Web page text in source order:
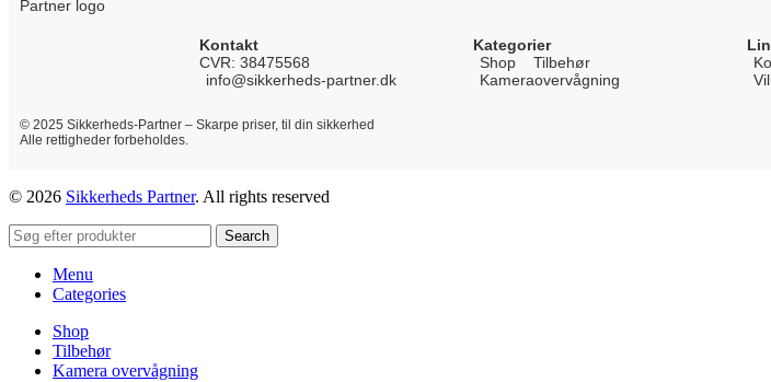
Kontakt
CVR: 38475568
info@sikkerheds-partner.dk
Kategorier
Shop
Tilbehør
Kameraovervågning
© 2025 Sikkerheds-Partner – Skarpe priser, til din sikkerhed
Alle rettigheder forbeholdes.
© 2026 Sikkerheds Partner. All rights reserved
Search
Menu
Categories
Shop
Tilbehør
Kamera overvågning